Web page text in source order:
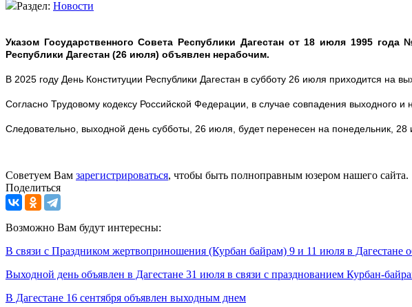
Раздел: Новости
Указом Государственного Совета Республики Дагестан от 18 июля 1995
Республики Дагестан (26 июля) объявлен нерабочим.
В 2025 году День Конституции Республики Дагестан в субботу 26 июля приходится на
Согласно Трудовому кодексу Российской Федерации, в случае совпадения выходного
Следовательно, выходной день субботы, 26 июля, будет перенесен на понедельник, 28
Советуем Вам зарегистрироваться, чтобы быть полноправным юзером нашего сайта.
Поделиться
Возможно Вам будут интересны:
В связи с Праздником жертвоприношения (Курбан байрам) 9 и 11 июля в Дагестане
Выходной день объявлен в Дагестане 31 июля в связи с празднованием Курбан-
В Дагестане 16 сентября объявлен выходным днем